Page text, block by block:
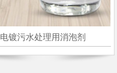
电镀污水处理用消泡剂